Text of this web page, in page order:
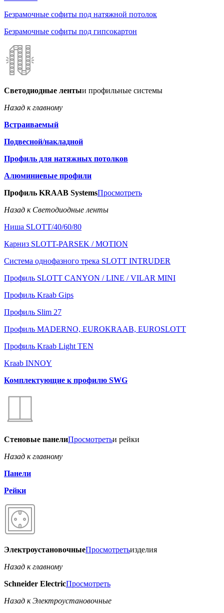
Безрамочные софиты под натяжной потолок
Безрамочные софиты под гипсокартон
Светодиодные лентыи профильные системы
Назад к главному
Встраиваемый
Подвесной/накладной
Профиль для натяжных потолков
Алюминиевые профили
Профиль KRAAB SystemsПросмотреть
Назад к Светодиодные ленты
Ниша SLOTT/40/60/80
Карниз SLOTT-PARSEK / MOTION
Система однофазного трека SLOTT INTRUDER
Профиль SLOTT CANYON / LINE / VILAR MINI
Профиль Kraab Gips
Профиль Slim 27
Профиль MADERNO, EUROKRAAB, EUROSLOTT
Профиль Kraab Light TEN
Kraab INNOY
Комплектующие к профилю SWG
Стеновые панелиПросмотретьи рейки
Назад к главному
Панели
Рейки
ЭлектроустановочныеПросмотретьизделия
Назад к главному
Schneider ElectricПросмотреть
Назад к Электроустановочные